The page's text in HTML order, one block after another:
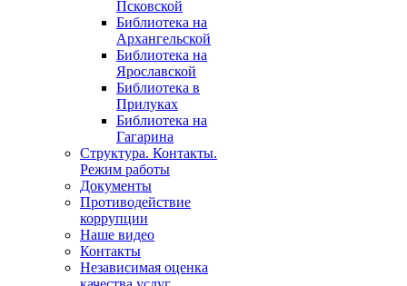
Псковской
Библиотека на
Архангельской
Библиотека на
Ярославской
Библиотека в
Прилуках
Библиотека на
Гагарина
Структура. Контакты.
Режим работы
Документы
Противодействие
коррупции
Наше видео
Контакты
Независимая оценка